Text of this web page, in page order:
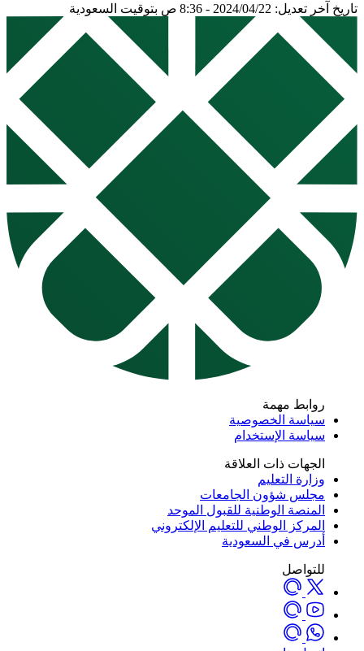
تاريخ آخر تعديل: 2024/04/22 - 8:36 ص بتوقيت السعودية
روابط مهمة
سياسة الخصوصية
سياسة الإستخدام
الجهات ذات العلاقة
وزارة التعليم
مجلس شؤون الجامعات
المنصة الوطنية للقبول الموحد
المركز الوطني للتعليم الإلكتروني
أدرس في السعودية
للتواصل